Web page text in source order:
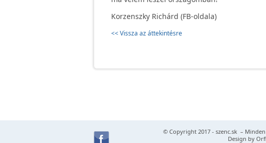
Korzenszky Richárd (FB-oldala)
<< Vissza az áttekintésre
© Copyright 2017 - szenc.sk –
Design by